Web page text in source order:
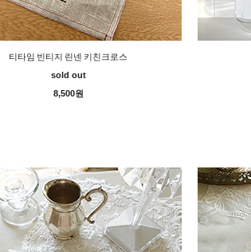
티타임 빈티지 린넨 키친크로스
sold out
8,500원